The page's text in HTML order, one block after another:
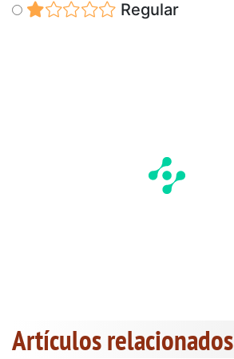
Regular
Artículos relacionados